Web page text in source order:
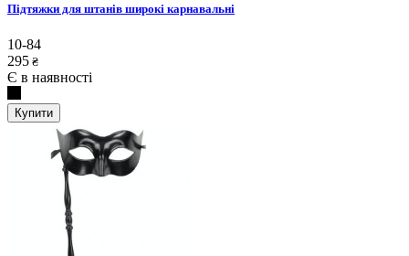
Підтяжки для штанів широкі карнавальні
10-84
295 ₴
Є в наявності
Купити